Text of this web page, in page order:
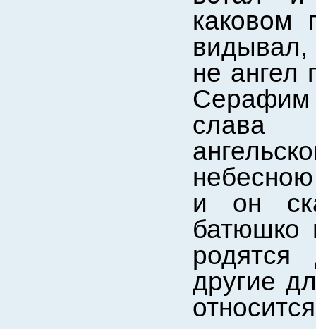
каковом
видывал,
не ангел
слава
и он
батюшко
другие